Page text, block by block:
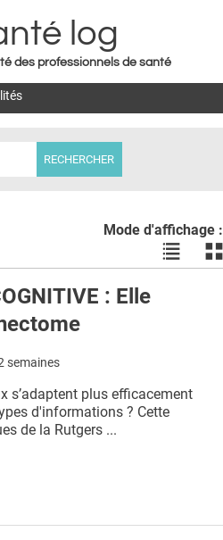
navigation
log
des professionnels de santé
Mode d'affichage :
Voir
les
les
: Elle
semaines
s’adaptent plus efficacement
d'informations ? Cette
de la Rutgers ...